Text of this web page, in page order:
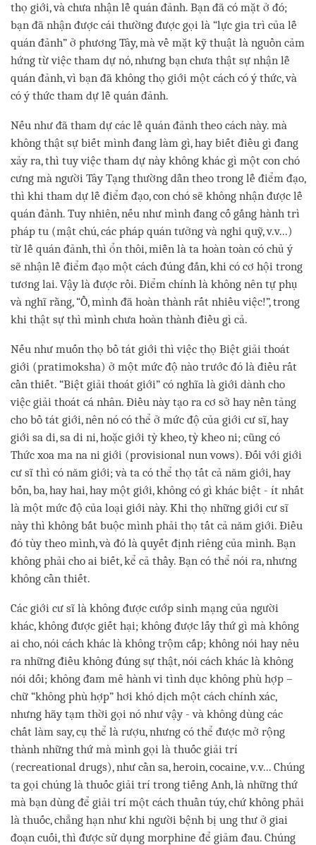
thọ giới, và chưa nhận lễ quán đảnh. Bạn đã có mặt ở đó;
bạn đã nhận được cái thường được gọi là “lực gia trì của lễ
quán đảnh” ở phương Tây, mà về mặt kỹ thuật là nguồn cảm
hứng từ việc tham dự nó, nhưng bạn chưa thật sự nhận lễ
quán đảnh, vì bạn đã không thọ giới một cách có ý thức, và
có ý thức tham dự lễ quán đảnh.
Nếu như đã tham dự các lễ quán đảnh theo cách này. mà
không thật sự biết mình đang làm gì, hay biết điều gì đang
xảy ra, thì tuy việc tham dự này không khác gì một con chó
cưng mà người Tây Tạng thường dẫn theo trong lễ điểm đạo,
thì khi tham dự lễ điểm đạo, con chó sẽ không nhận được lễ
quán đảnh. Tuy nhiên, nếu như mình đang cố gắng hành trì
pháp tu (mật chú, các pháp quán tưởng và nghi quỹ, v.v...)
từ lễ quán đảnh, thì ổn thôi, miễn là ta hoàn toàn có chủ ý
sẽ nhận lễ điểm đạo một cách đúng đắn, khi có cơ hội trong
tương lai. Vậy là được rồi. Điểm chính là không nên tự phụ
và nghĩ rằng, “Ồ, mình đã hoàn thành rất nhiều việc!”, trong
khi thật sự thì mình chưa hoàn thành điều gì cả.
Nếu như muốn thọ bồ tát giới thì việc thọ Biệt giải thoát
giới (pratimoksha) ở một mức độ nào trước đó là điều rất
cần thiết. “Biệt giải thoát giới” có nghĩa là giới dành cho
việc giải thoát cá nhân. Điều này tạo ra cơ sở hay nền tảng
cho bồ tát giới, nên nó có thể ở mức độ của giới cư sĩ, hay
giới sa di, sa di ni, hoặc giới tỳ kheo, tỳ kheo ni; cũng có
Thức xoa ma na ni giới (provisional nun vows). Đối với giới
cư sĩ thì có năm giới; và ta có thể thọ tất cả năm giới, hay
bốn, ba, hay hai, hay một giới, không có gì khác biệt - ít nhất
là một mức độ của loại giới này. Khi thọ những giới cư sĩ
này thì không bắt buộc mình phải thọ tất cả năm giới. Điều
đó tùy theo mình, và đó là quyết định riêng của mình. Bạn
không phải cho ai biết, kể cả thầy. Bạn có thể nói ra, nhưng
không cần thiết.
Các giới cư sĩ là không được cướp sinh mạng của người
khác, không được giết hại; không được lấy thứ gì mà không
ai cho, nói cách khác là không trộm cắp; không nói hay nêu
ra những điều không đúng sự thật, nói cách khác là không
nói dối; không đam mê hành vi tình dục không phù hợp –
chữ “không phù hợp” hơi khó dịch một cách chính xác,
nhưng hãy tạm thời gọi nó như vậy - và không dùng các
chất làm say, cụ thể là rượu, nhưng có thể được mở rộng
thành những thứ mà mình gọi là thuốc giải trí
(recreational drugs), như cần sa, heroin, cocaine, v.v... Chúng
ta gọi chúng là thuốc giải trí trong tiếng Anh, là những thứ
mà bạn dùng để giải trí một cách thuần túy, chứ không phải
là thuốc, chẳng hạn như khi người bệnh bị ung thư ở giai
đoạn cuối, thì được sử dụng morphine để giảm đau. Chúng